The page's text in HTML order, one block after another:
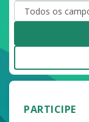
PARTICIPE